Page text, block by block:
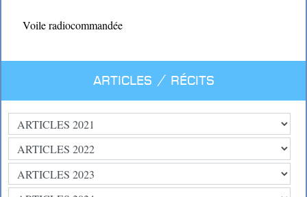
Voile radiocommandée
Articles / Récits